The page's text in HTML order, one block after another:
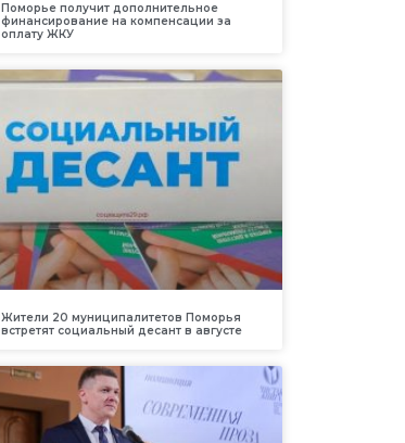
Поморье получит дополнительное
финансирование на компенсации за
оплату ЖКУ
Жители 20 муниципалитетов Поморья
встретят социальный десант в августе